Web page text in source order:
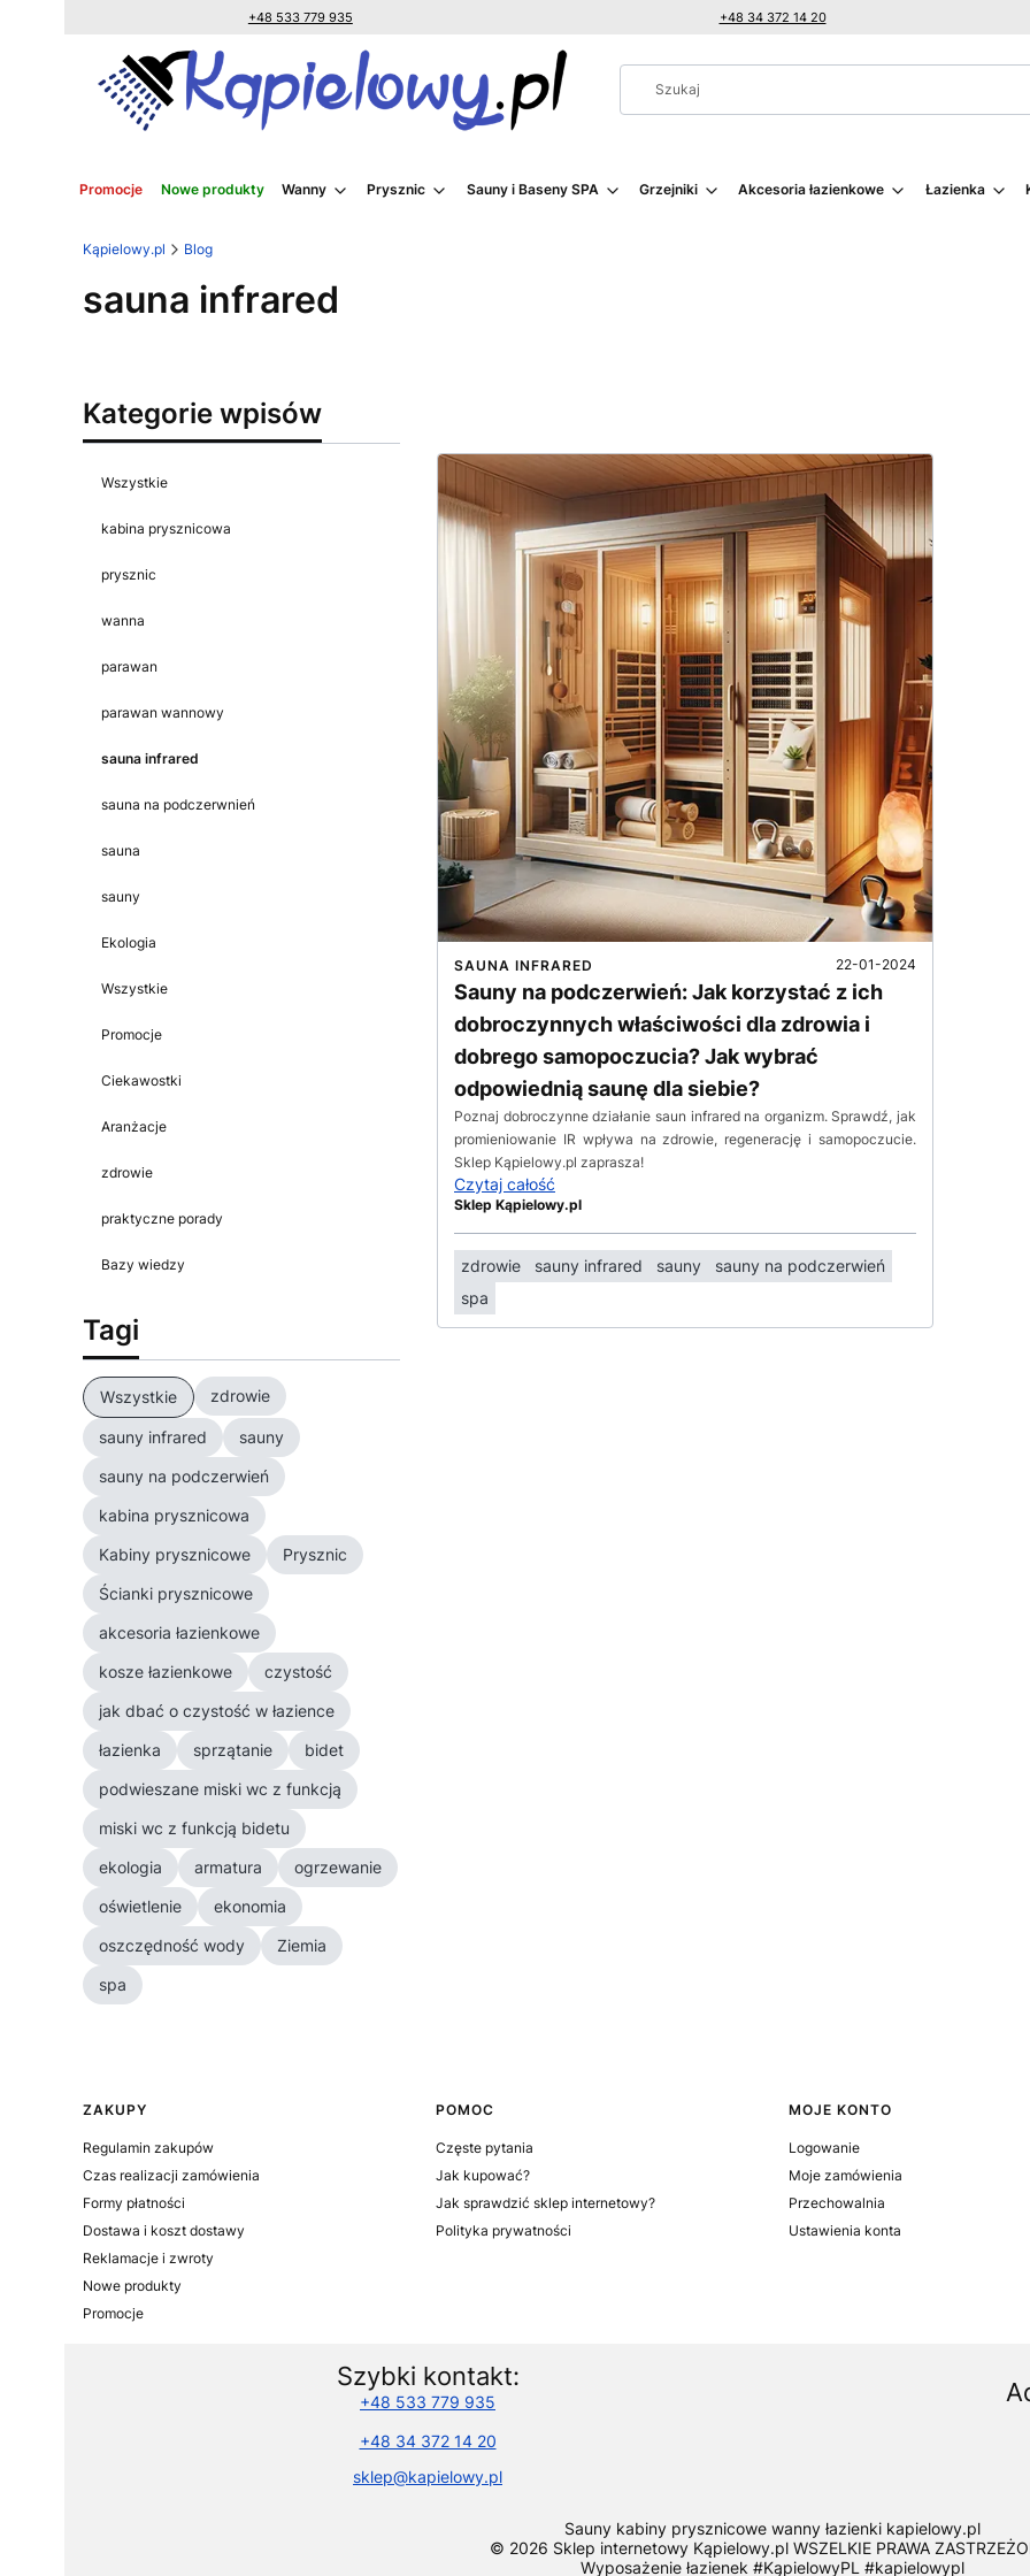
+48 533 779 935 +48 34 372 14 20
Promocje Nowe produkty Wanny Prysznic Sauny i Baseny SPA Grzejniki Akcesoria łazienkowe Łazienka
Kąpielowy.pl Blog
sauna infrared
Kategorie wpisów
Wszystkie
kabina prysznicowa
prysznic
wanna
parawan
parawan wannowy
sauna infrared
sauna na podczerwnień
sauna
sauny
Ekologia
Wszystkie
Promocje
Ciekawostki
Aranżacje
zdrowie
praktyczne porady
Bazy wiedzy
Tagi
Wszystkie zdrowie
sauny infrared
sauny
sauny na podczerwień
kabina prysznicowa
Kabiny prysznicowe
Prysznic
Ścianki prysznicowe
akcesoria łazienkowe
kosze łazienkowe
czystość
jak dbać o czystość w łazience
łazienka
sprzątanie
bidet
podwieszane miski wc z funkcją
miski wc z funkcją bidetu
ekologia
armatura
ogrzewanie
oświetlenie
ekonomia
oszczędność wody
Ziemia
spa
SAUNA INFRARED 22-01-2024
Sauny na podczerwień: Jak korzystać z ich
dobroczynnych właściwości dla zdrowia i
dobrego samopoczucia? Jak wybrać
odpowiednią saunę dla siebie?
Poznaj dobroczynne działanie saun infrared na organizm. Sprawdź, jak
promieniowanie IR wpływa na zdrowie, regenerację i samopoczucie.
Sklep Kąpielowy.pl zaprasza!
Czytaj całość
Sklep Kąpielowy.pl
zdrowie sauny infrared sauny
sauny na podczerwień
spa
Linki w stopce
ZAKUPY
Regulamin zakupów
Czas realizacji zamówienia
Formy płatności
Dostawa i koszt dostawy
Reklamacje i zwroty
Nowe produkty
Promocje
POMOC
Częste pytania
Jak kupować?
Jak sprawdzić sklep internetowy?
Polityka prywatności
MOJE KONTO
Logowanie
Moje zamówienia
Przechowalnia
Ustawienia konta
Szybki kontakt:
+48 533 779 935
+48 34 372 14 20
sklep@kapielowy.pl
Sauny kabiny prysznicowe wanny łazienki kapielowy.pl
© 2026 Sklep internetowy Kąpielowy.pl WSZELKIE PRAWA
Wyposażenie łazienek #KąpielowyPL #kapielowypl